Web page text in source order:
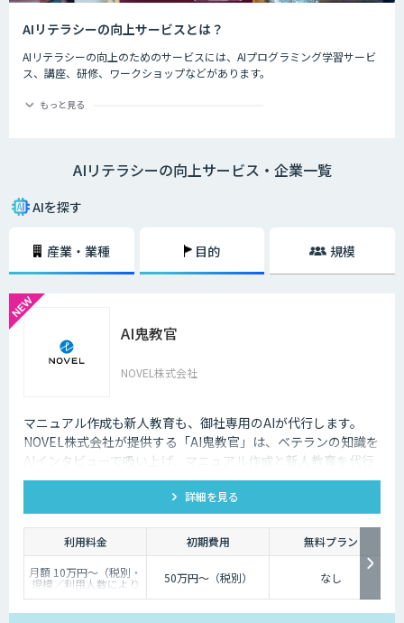
AIリテラシーの向上サービスとは？
AIリテラシーの向上のためのサービスには、AIプログラミング学習サービ
ス、講座、研修、ワークショップなどがあります。
情報処理推進機構の調べでは、AI人材の獲得・確保状況についてIT企業の
しています。 AIを扱えるエンジニアがいない、AIを導入するプロジェクト
するには、チームのAIリテラシー向上が大切です。
もっと見る
AIリテラシーの向上サービス・企業一覧
AIを探す
産業・業種 目的 規模
AI鬼教官
NOVEL株式会社
マニュアル作成も新人教育も、御社専用のAIが代行します。
NOVEL株式会社が提供する「AI鬼教官」は、ベテランの知識を
AIインタビューで吸い上げ、マニュアル作成と新人教育を代行
するAI教育係です。24時間・出典つきで新人の質問に答えま
詳細を見る
利用料金 初期費用
無料プラン
月額 10万円〜（税別・
規模／利用人数により
個別見積）
50万円〜（税別） なし